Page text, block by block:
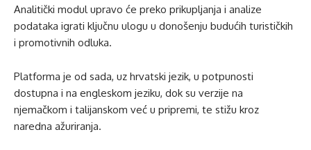
Analitički modul upravo će preko prikupljanja i analize
podataka igrati ključnu ulogu u donošenju budućih turističkih
i promotivnih odluka.
Platforma je od sada, uz hrvatski jezik, u potpunosti
dostupna i na engleskom jeziku, dok su verzije na
njemačkom i talijanskom već u pripremi, te stižu kroz
naredna ažuriranja.